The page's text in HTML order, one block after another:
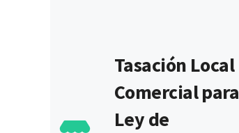
Tasación Local
Comercial para
Ley de